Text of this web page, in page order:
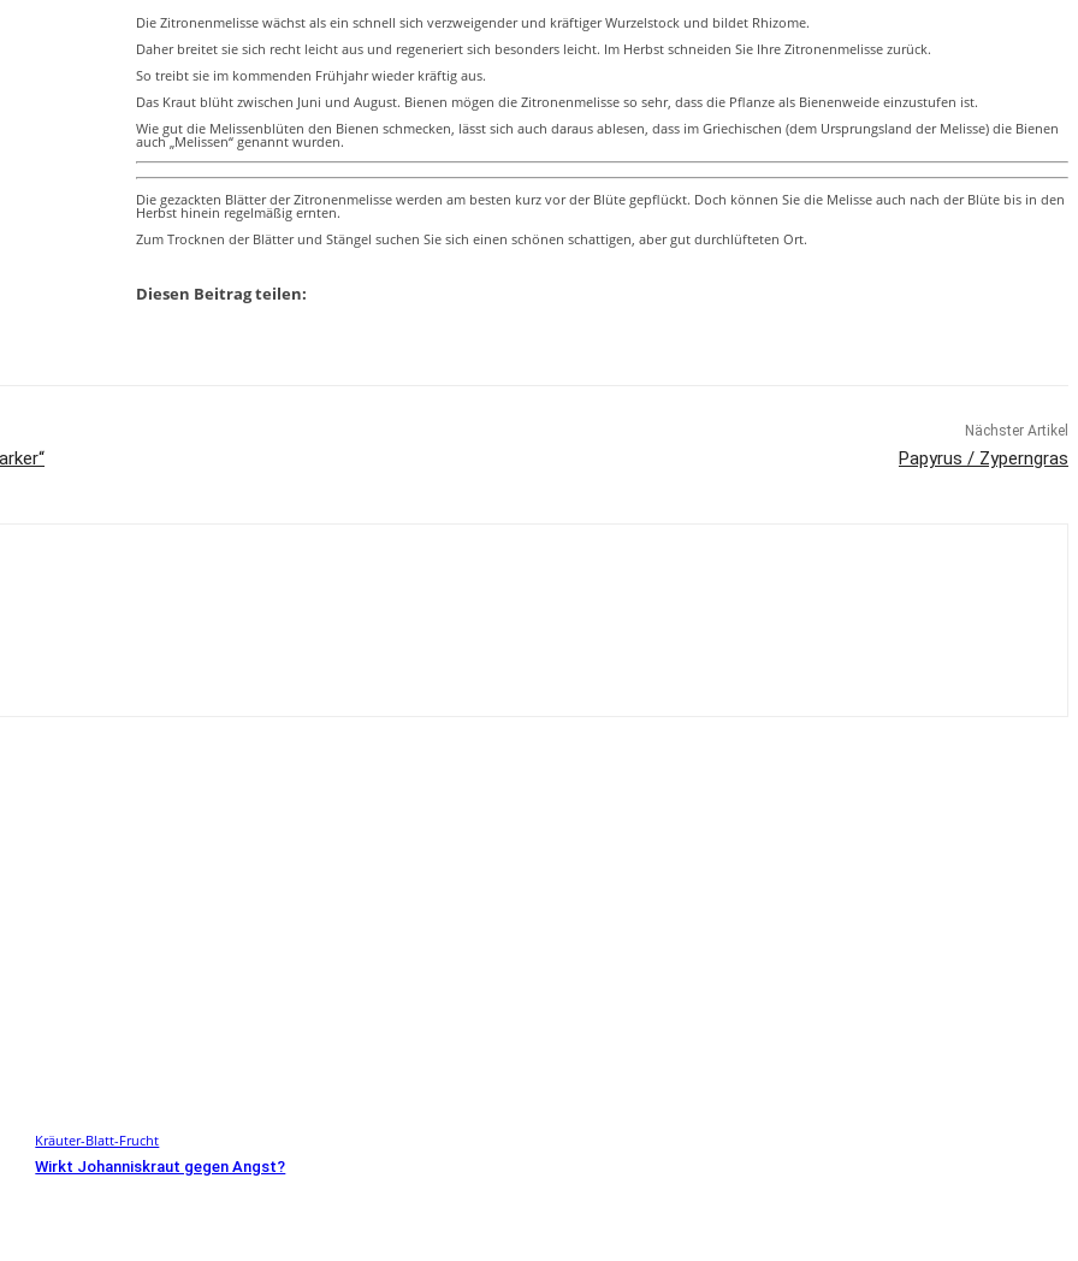
Die Zitronenmelisse wächst als ein schnell sich verzweigender und kräftiger Wurzelstock und bildet Rhizome.
Daher breitet sie sich recht leicht aus und regeneriert sich besonders leicht. Im Herbst schneiden Sie Ihre Zitronenmelisse zurück.
So treibt sie im kommenden Frühjahr wieder kräftig aus.
Das Kraut blüht zwischen Juni und August. Bienen mögen die Zitronenmelisse so sehr, dass die Pflanze als Bienenweide einzustufen ist.
Wie gut die Melissenblüten den Bienen schmecken, lässt sich auch daraus ablesen, dass im Griechischen (dem Ursprungsland der Melisse) die Bienen
auch „Melissen“ genannt wurden.
Die gezackten Blätter der Zitronenmelisse werden am besten kurz vor der Blüte gepflückt. Doch können Sie die Melisse auch nach der Blüte bis in den
Herbst hinein regelmäßig ernten.
Zum Trocknen der Blätter und Stängel suchen Sie sich einen schönen schattigen, aber gut durchlüfteten Ort.
Diesen Beitrag teilen:
Nächster Artikel
Papyrus / Zyperngras
Kräuter-Blatt-Frucht
Wirkt Johanniskraut gegen Angst?